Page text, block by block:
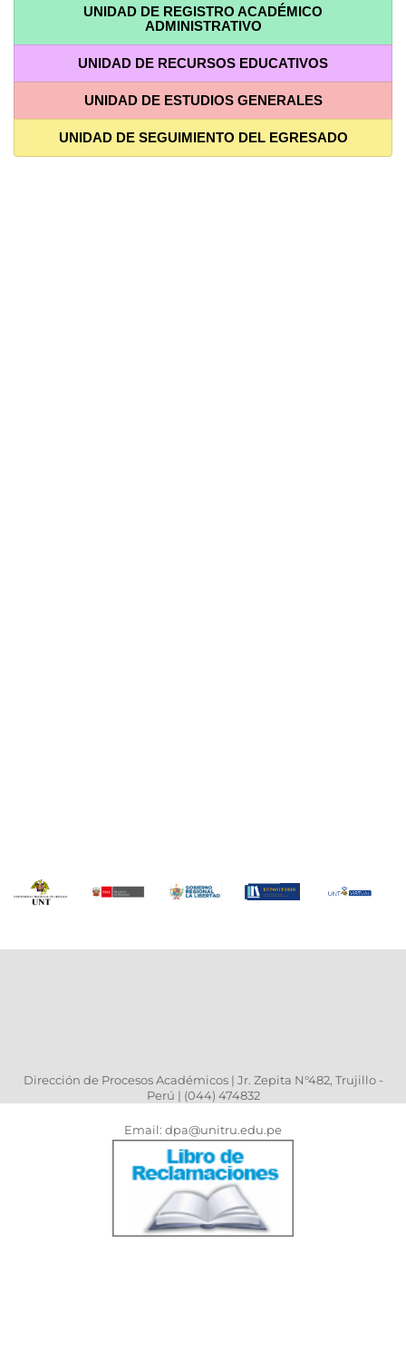
UNIDAD DE REGISTRO ACADÉMICO
ADMINISTRATIVO
UNIDAD DE RECURSOS EDUCATIVOS
UNIDAD DE ESTUDIOS GENERALES
UNIDAD DE SEGUIMIENTO DEL EGRESADO
Dirección de Procesos Académicos | Jr. Zepita N°482, Trujillo -
Perú | (044) 474832
Email: dpa@unitru.edu.pe